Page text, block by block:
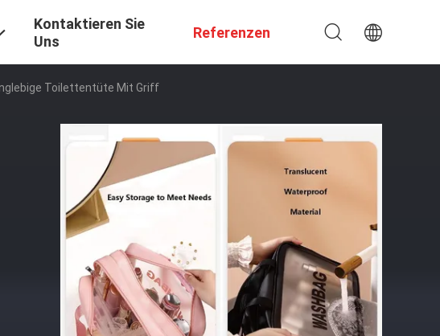
Kontaktieren Sie
Uns
Referenzen
Toilettentüte Mit Griff